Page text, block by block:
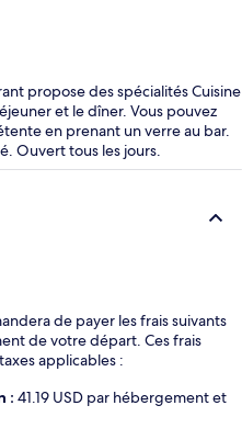
propose des spécialités Cuisine
et le dîner. Vous pouvez
en prenant un verre au bar.
Ouvert tous les jours.
de payer les frais suivants
de votre départ. Ces frais
applicables :
: 41.19 USD par hébergement et